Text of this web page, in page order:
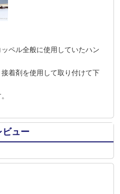
ペル全般に使用していたハン
着剤を使用して取り付けて下
ビュー